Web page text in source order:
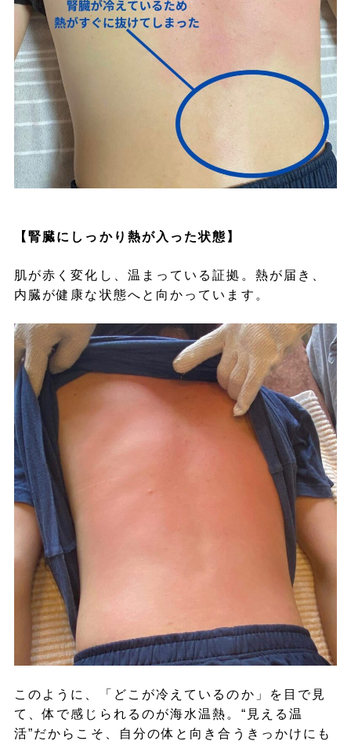
【腎臓にしっかり熱が入った状態】
肌が赤く変化し、温まっている証拠。熱が届き、
内臓が健康な状態へと向かっています。
このように、「どこが冷えているのか」を目で見
て、体で感じられるのが海水温熱。“見える温
活”だからこそ、自分の体と向き合うきっかけにも